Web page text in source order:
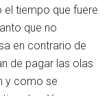
el tiempo que fuere
que no
en contrario de
de pagar las olas
y como se